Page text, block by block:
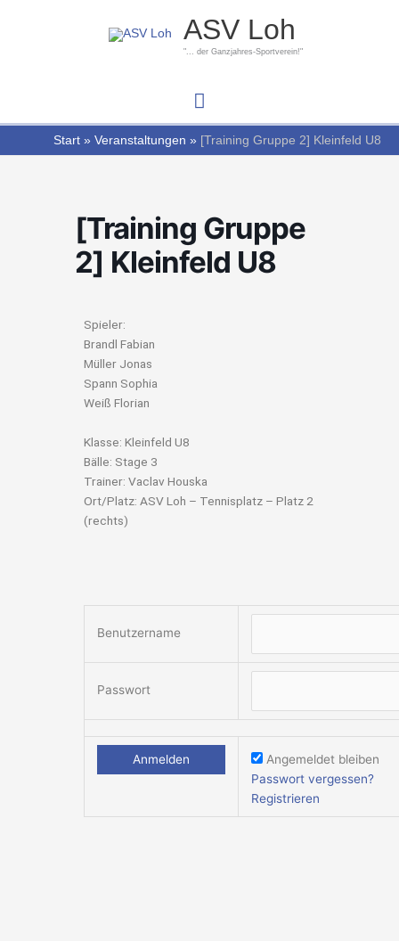
ASV Loh
"... der Ganzjahres-Sportverein!"
Hauptmenü
Start Veranstaltungen [Training Gruppe 2] Kleinfeld U8
[Training Gruppe
2] Kleinfeld U8
Spieler:
Brandl Fabian
Müller Jonas
Spann Sophia
Weiß Florian
Klasse: Kleinfeld U8
Bälle: Stage 3
Trainer: Vaclav Houska
Ort/Platz: ASV Loh – Tennisplatz – Platz 2
(rechts)
Benutzername
Passwort
Angemeldet bleiben
Passwort vergessen?
Registrieren